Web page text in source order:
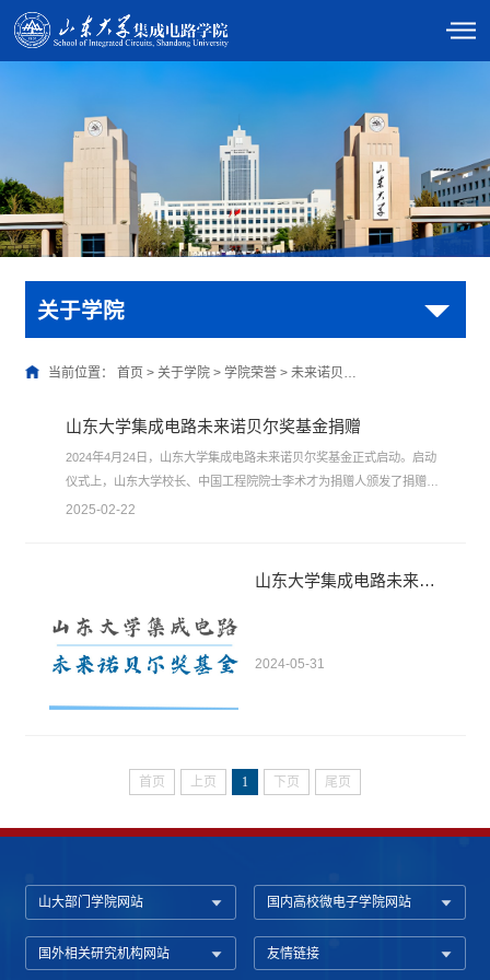
关于学院
当前位置： 首页 > 关于学院> 学院荣誉> 未来诺贝…
山东大学集成电路未来诺贝尔奖基金捐赠
2024年4月24日，山东大学集成电路未来诺贝尔奖基金正式启动。启动
仪式上，山东大学校长、中国工程院院士李术才为捐赠人颁发了捐赠证
书，山东大学副校长芦延华，中国工程院院士孙凝晖，共同见证了基金
实支持。 首期基金的资金来源主要以社会捐赠为主，首期获得900万元
2025-02-22
山东大学集成电路未来诺贝尔奖基金捐赠指南
2024-05-31
首页 上页 1 下页 尾页
山大部门学院网站 国内高校微电子学院网站
国外相关研究机构网站 友情链接